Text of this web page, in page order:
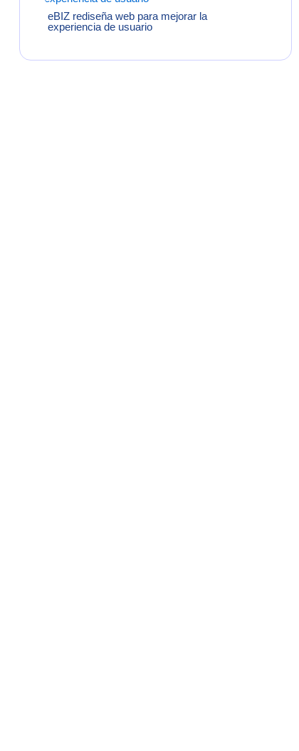
eBIZ rediseña web para mejorar la
experiencia de usuario